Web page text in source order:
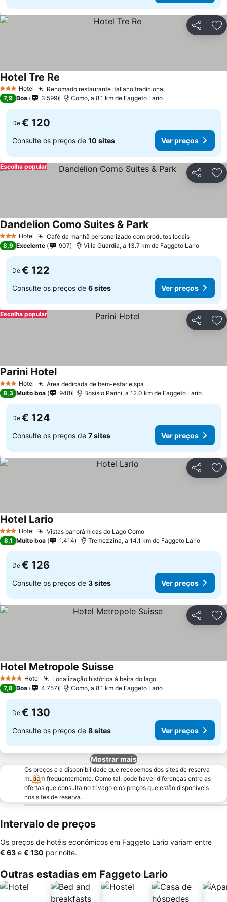
Partilhar
3 EstrelasHotel Renomado restaurante italiano tradicional
Hotel Tre Re
7,9 Boa 3.599 Como, a 8.1 km de Faggeto Lario
De € 120
Consulte os preços de 10 sites Ver preços
Partilhar
Escolha popular
3 EstrelasHotel Café da manhã personalizado com produtos locais
Dandelion Como Suites & Park
8,9 Excelente 907 Villa Guardia, a 13.7 km de Faggeto Lario
De € 122
Consulte os preços de 6 sites Ver preços
Partilhar
Escolha popular
3 EstrelasHotel Área dedicada de bem-estar e spa
Parini Hotel
8,3 Muito boa 948 Bosisio Parini, a 12.0 km de Faggeto Lario
De € 124
Consulte os preços de 7 sites Ver preços
Partilhar
3 EstrelasHotel Vistas panorâmicas do Lago Como
Hotel Lario
8,1 Muito boa 1.414 Tremezzina, a 14.1 km de Faggeto Lario
De € 126
Consulte os preços de 3 sites Ver preços
Partilhar
4 EstrelasHotel Localização histórica à beira do lago
Hotel Metropole Suisse
7,8 Boa 4.757 Como, a 8.1 km de Faggeto Lario
De € 130
Consulte os preços de 8 sites Ver preços
Mostrar mais
Os preços e a disponibilidade que recebemos dos sites de reserva
mudam frequentemente. Como tal, pode haver diferenças entre as
ofertas que consulta no trivago e os preços que estão disponíveis
nos sites de reserva.
Intervalo de preços
Os preços de hotéis económicos em Faggeto Lario variam entre
‎€ 63 e ‎€ 130 por noite.
Outras estadias em Faggeto Lario